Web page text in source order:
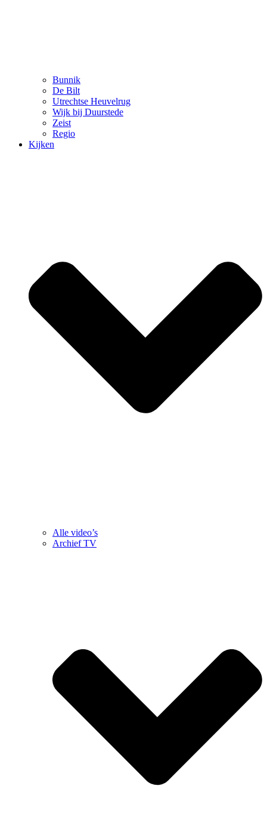
Bunnik
De Bilt
Utrechtse Heuvelrug
Wijk bij Duurstede
Zeist
Regio
Kijken
Alle video’s
Archief TV